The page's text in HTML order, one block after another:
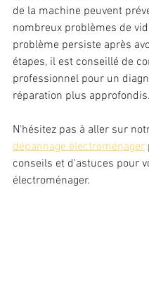
de la machine peuvent
nombreux problèmes de
problème persiste après
étapes, il est conseillé de
professionnel pour un
réparation plus approfondis.
N'hésitez pas à aller sur
dépannage électroménager
conseils et d'astuces pour
électroménager.